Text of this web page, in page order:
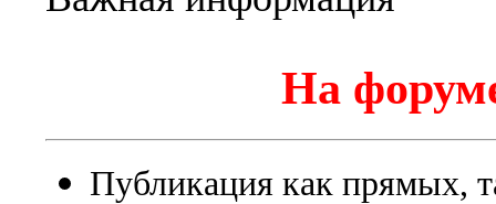
На
Публикация как прямых,